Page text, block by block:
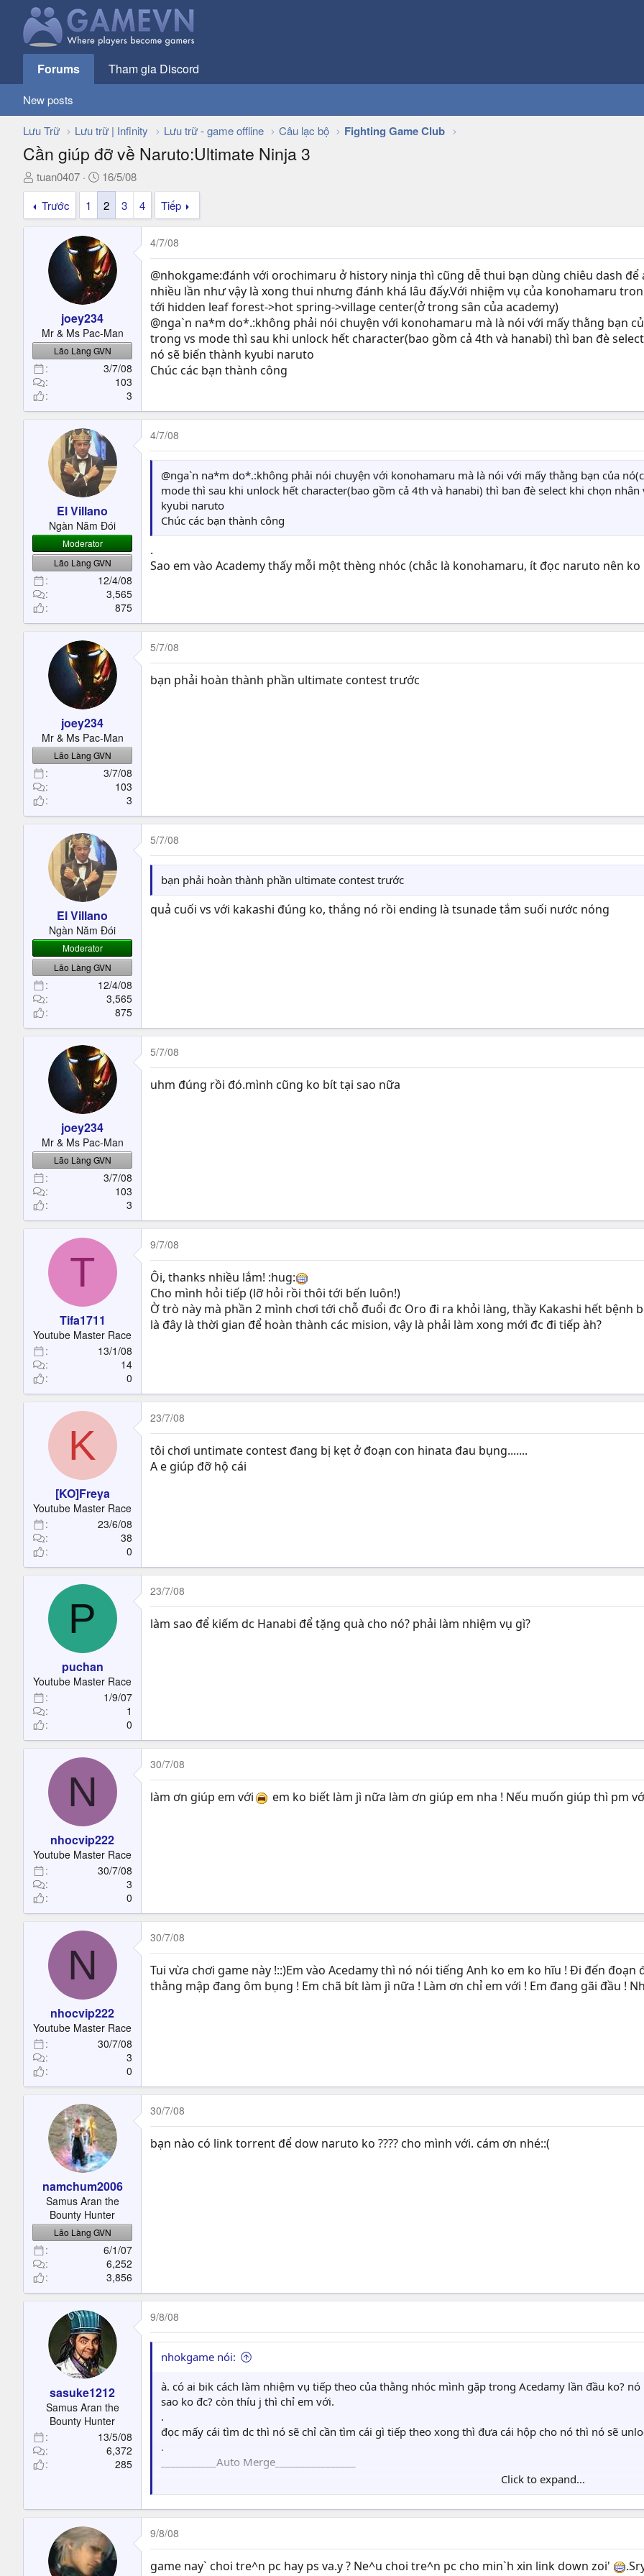
Forums Tham gia Discord
New posts
Lưu Trữ Lưu trữ | Infinity Lưu trữ - game offline Câu lạc bộ Fighting Game Club
Cần giúp đỡ về Naruto:Ultimate Ninja 3
T
h
e
e
r
tuan0407
N
g
à
y
ử
i
16/5/08
Trước
1 2 3 4 Tiếp
joey234
Mr & Ms Pac-Man
Lão Làng GVN
3/7/08
103
3
4/7/08
@nhokgame:đánh với orochimaru ở history ninja thì cũng dễ thui bạn dùng chiêu dash
nhiều lần như vậy là xong thui nhưng đánh khá lâu đấy.Với nhiệm vụ của konohamaru
tới hidden leaf forest->hot spring->village center(ở trong sân của academy)
@nga`n na*m do*.:không phải nói chuyện với konohamaru mà là nói với mấy thằng bạn
trong vs mode thì sau khi unlock hết character(bao gồm cả 4th và hanabi) thì ban đè
nó sẽ biến thành kyubi naruto
Chúc các bạn thành công
El Villano
Ngàn Năm Đói
Moderator
Lão Làng GVN
12/4/08
3,565
875
4/7/08
@nga`n na*m do*.:không phải nói chuyện với konohamaru mà là nói với mấy thằng bạn của
mode thì sau khi unlock hết character(bao gồm cả 4th và hanabi) thì ban đè select khi chọn
kyubi naruto
Chúc các bạn thành công
.
Sao em vào Academy thấy mỗi một thèng nhóc (chắc là konohamaru, ít đọc naruto nên ko
joey234
Mr & Ms Pac-Man
Lão Làng GVN
3/7/08
103
3
5/7/08
bạn phải hoàn thành phần ultimate contest trước
El Villano
Ngàn Năm Đói
Moderator
Lão Làng GVN
12/4/08
3,565
875
5/7/08
bạn phải hoàn thành phần ultimate contest trước
quả cuối vs với kakashi đúng ko, thắng nó rồi ending là tsunade tắm suối nước nóng
joey234
Mr & Ms Pac-Man
Lão Làng GVN
3/7/08
103
3
5/7/08
uhm đúng rồi đó.mình cũng ko bít tại sao nữa
T
Tifa1711
Youtube Master Race
13/1/08
14
0
9/7/08
Ôi, thanks nhiều lắm! :hug:
Cho mình hỏi tiếp (lỡ hỏi rồi thôi tới bến luôn!)
Ờ trò này mà phần 2 mình chơi tới chỗ đuổi đc Oro đi ra khỏi làng, thầy Kakashi hết bệnh
là đây là thời gian để hoàn thành các mision, vậy là phải làm xong mới đc đi tiếp àh?
K
[KO]Freya
Youtube Master Race
23/6/08
38
0
23/7/08
tôi chơi untimate contest đang bị kẹt ở đoạn con hinata đau bụng.......
A e giúp đỡ hộ cái
P
puchan
Youtube Master Race
1/9/07
1
0
23/7/08
làm sao để kiếm dc Hanabi để tặng quà cho nó? phải làm nhiệm vụ gì?
N
nhocvip222
Youtube Master Race
30/7/08
3
0
30/7/08
làm ơn giúp em với em ko biết làm jì nữa làm ơn giúp em nha ! Nếu muốn giúp thì pm
N
nhocvip222
Youtube Master Race
30/7/08
3
0
30/7/08
Tui vừa chơi game này !::)Em vào Acedamy thì nó nói tiếng Anh ko em ko hĩu ! Đi đến
thằng mập đang ôm bụng ! Em chã bít làm jì nữa ! Làm ơn chỉ em với ! Em đang gãi đầu !
namchum2006
Samus Aran the
Bounty Hunter
Lão Làng GVN
6/1/07
6,252
3,856
30/7/08
bạn nào có link torrent để dow naruto ko ???? cho mình với. cám ơn nhé::(
sasuke1212
Samus Aran the
Bounty Hunter
13/5/08
6,372
285
9/8/08
nhokgame nói:
à. có ai bik cách làm nhiệm vụ tiếp theo của thằng nhóc mình gặp trong Acedamy lần đầu ko?
sao ko đc? còn thíu j thì chỉ em với.
.
đọc mấy cái tìm dc thì nó sẽ chỉ cần tìm cái gì tiếp theo xong thì đưa cái hộp cho nó thì nó sẽ
.
___________Auto Merge________________
.
làm sao để lấy dc Hanabi vậy ? Chỉ mình với
Click to expand...
9/8/08
game nay` choi tre^n pc hay ps va.y ? Ne^u choi tre^n pc cho min`h xin link down zoi'